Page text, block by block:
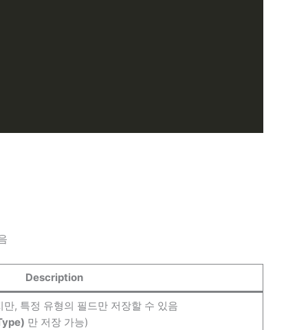
Description
, 특정 유형의 필드만 저장할 수 있음
만 저장 가능)